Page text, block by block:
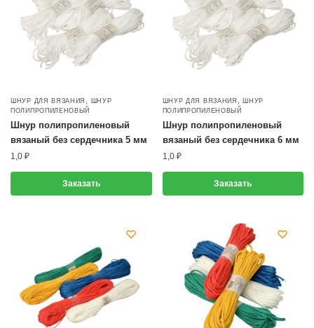
ШНУР ДЛЯ ВЯЗАНИЯ
ШНУР
ПОЛИПРОПИЛЕНОВЫЙ
Шнур полипропиленовый
вязаный без сердечника 5 мм
1,0 ₽
Заказать
ШНУР ДЛЯ ВЯЗАНИЯ , ШНУР
ПОЛИПРОПИЛЕНОВЫЙ
Шнур полипропиленовый
вязаный без сердечника 6 мм
1,0 ₽
Заказать